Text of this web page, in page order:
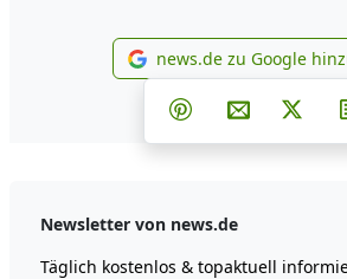
news.de
news.de zu Google
Teilen aufTeilen auf
Teilen aufPer E-Mail
Newsletter von news.de
Täglich kostenlos & topaktuell